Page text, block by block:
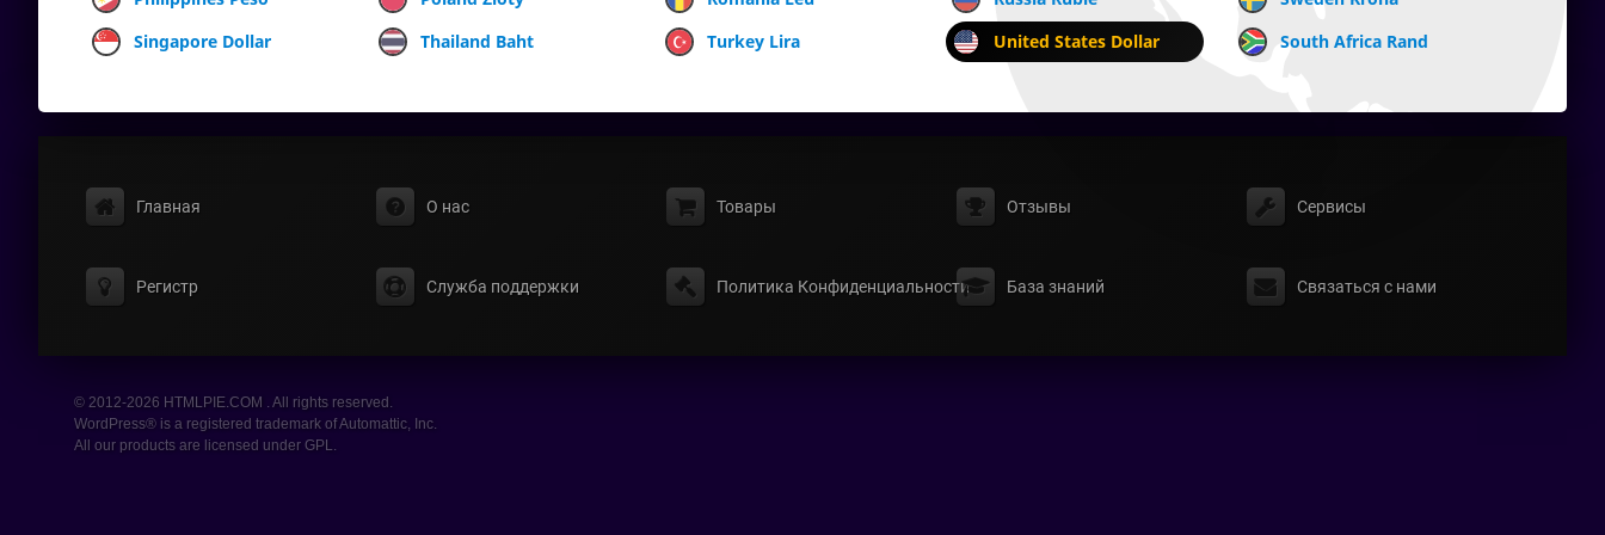
Singapore Dollar
Thailand Baht Turkey Lira United States Dollar South Africa Rand
Главная О нас Товары Отзывы Сервисы
Регистр Служба поддержки Политика Конфиденциальности База знаний Связаться с нами
© 2012-2026 HTMLPIE.COM . All rights reserved.
WordPress® is a registered trademark of Automattic, Inc.
All our products are licensed under GPL.